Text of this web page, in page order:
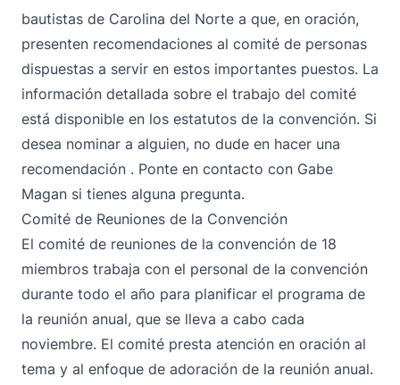
bautistas de Carolina del Norte a que, en oración,
presenten recomendaciones al comité de personas
dispuestas a servir en estos importantes puestos. La
información detallada sobre el trabajo del comité
está disponible en los estatutos de la convención. Si
desea nominar a alguien, no dude en hacer una
recomendación . Ponte en contacto con Gabe
Magan si tienes alguna pregunta.
Comité de Reuniones de la Convención
El comité de reuniones de la convención de 18
miembros trabaja con el personal de la convención
durante todo el año para planificar el programa de
la reunión anual, que se lleva a cabo cada
noviembre. El comité presta atención en oración al
tema y al enfoque de adoración de la reunión anual.